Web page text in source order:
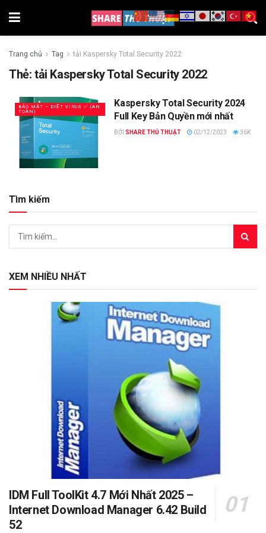
Trang chủ Tag tải Kaspersky Total Security 2022
Thẻ:tải Kaspersky Total Security 2022
BẢO MẬT – DIỆT VIRUS ✅ (AN
TOÀN)
Kaspersky Total Security 2024
Full Key Bản Quyền mới nhất
BỞI SHARE THỦ THUẬT 02/12/2023 36K
Tìm kiếm
XEM NHIỀU NHẤT
IDM Full ToolKit 4.7 Mới Nhất 2025 –
Internet Download Manager 6.42 Build
52